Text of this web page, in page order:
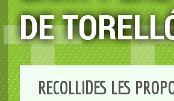
RECOLLIDES LES